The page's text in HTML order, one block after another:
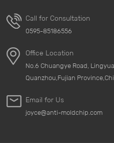
Call for Consultation
0595-85186556
Office Location
No.6 Chuangye Road,
Quanzhou,Fujian
Email for Us
joyce@anti-moldchip.com